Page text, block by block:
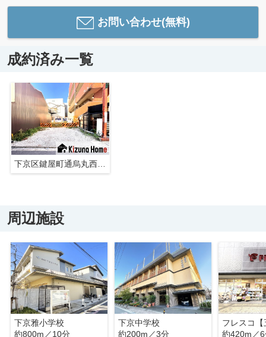
お問い合わせ(無料)
成約済み一覧
下京区鍵屋町通烏丸西入鍵屋町 注文住宅 建築条件なし 土地
周辺施設
下京雅小学校
約800m／10分
下京中学校
約200m／3分
約420m／